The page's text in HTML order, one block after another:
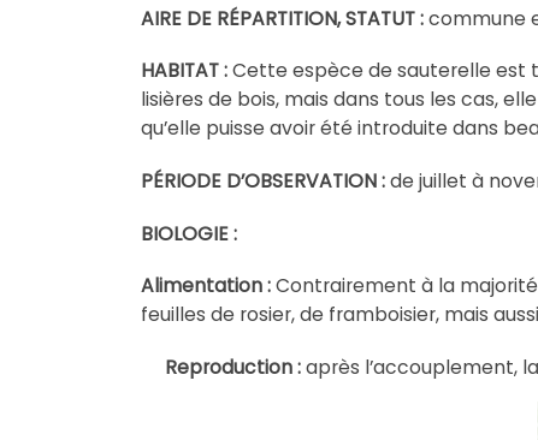
AIRE DE RÉPARTITION, STATUT :commune
HABITAT :Cette espèce de sauterelle est
lisières de bois, mais dans tous les cas,
qu’elle puisse avoir été introduite dans
PÉRIODE D’OBSERVATION :de juillet à
BIOLOGIE :
Alimentation :Contrairement à la
feuilles de rosier, de framboisier, mais
Reproduction :après l’accouplement,